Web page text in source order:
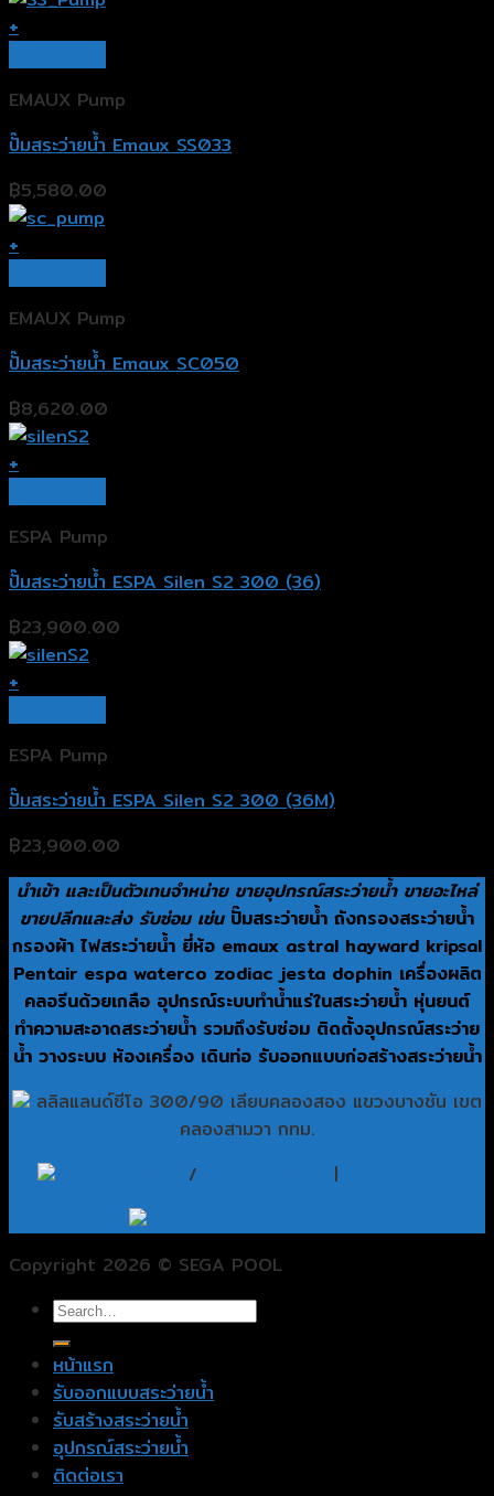
+
EMAUX Pump
ปั๊มสระว่ายน้ำ Emaux SS033
฿5,580.00
+
EMAUX Pump
ปั๊มสระว่ายน้ำ Emaux SC050
฿8,620.00
+
ESPA Pump
ปั๊มสระว่ายน้ำ ESPA Silen S2 300 (36)
฿23,900.00
+
ESPA Pump
ปั๊มสระว่ายน้ำ ESPA Silen S2 300 (36M)
฿23,900.00
นำเข้า และเป็นตัวเทนจำหน่าย ขายอุปกรณ์สระว่ายน้ำ ขายอะไหล่
ขายปลีกและส่ง รับซ่อม เช่น ปั๊มสระว่ายน้ำ ถังกรองสระว่ายน้ำ
กรองผ้า ไฟสระว่ายน้ำ ยี่ห้อ emaux astral hayward kripsal
Pentair espa waterco zodiac jesta dophin เครื่องผลิต
คลอรีนด้วยเกลือ อุปกรณ์ระบบทำน้ำแร่ในสระว่ายน้ำ หุ่นยนต์
ทำความสะอาดสระว่ายน้ำ รวมถึงรับซ่อม ติดตั้งอุปกรณ์สระว่าย
น้ำ วางระบบ ห้องเครื่อง เดินท่อ รับออกแบบก่อสร้างสระว่ายน้ำ
ลลิลแลนด์ซีโอ 300/90 เลียบคลองสอง แขวงบางชัน เขต
คลองสามวา กทม.
/ |
Copyright 2026 © SEGA POOL
หน้าแรก
รับออกแบบสระว่ายน้ำ
รับสร้างสระว่ายน้ำ
อุปกรณ์สระว่ายน้ำ
ติดต่อเรา